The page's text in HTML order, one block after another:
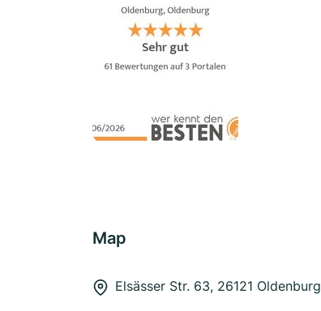
Map
Elsässer Str. 63, 26121 Oldenburg